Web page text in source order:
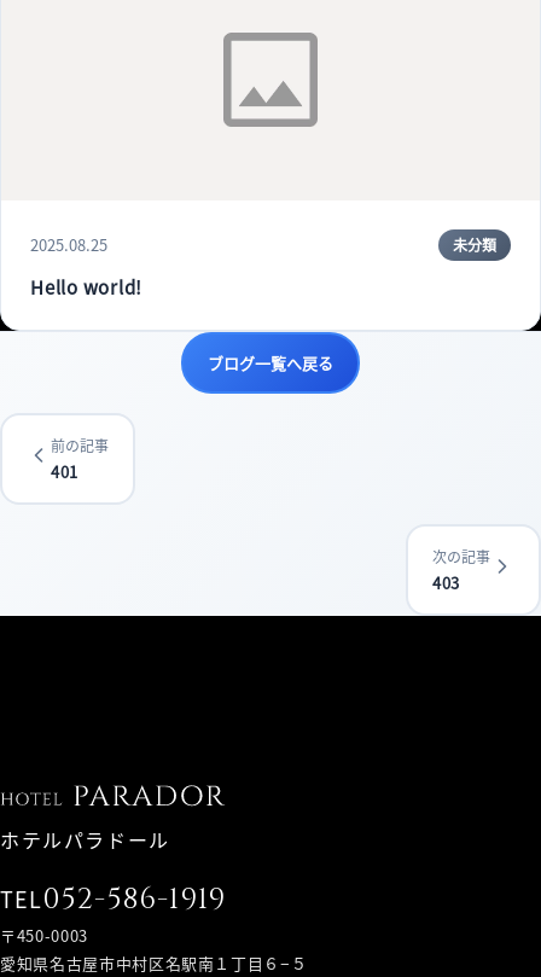
2025.08.25 未分類
Hello world!
前の記事
401
ブログ一覧へ戻る
次の記事
403
ホテルパラドール
TEL052-586-1919
〒450-0003
愛知県名古屋市中村区名駅南１丁目６−５